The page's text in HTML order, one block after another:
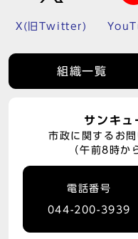
X(旧Twitter)
組織一覧
サンキュ
市政に関するお
（午前8時
電話番号
044-200-3939